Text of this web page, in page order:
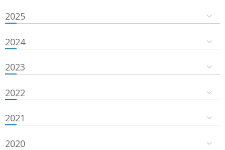
2025
2024
2023
2022
2021
2020